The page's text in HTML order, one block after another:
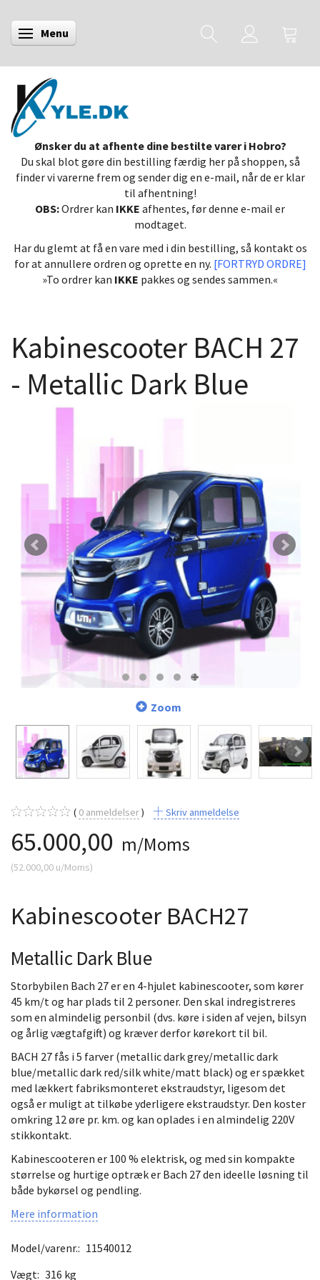
Skifte navigation
Menu
Ønsker du at afhente dine bestilte varer i Hobro?
Du skal blot gøre din bestilling færdig her på shoppen, så
finder vi varerne frem og sender dig en e-mail, når de er klar
til afhentning!
OBS:Ordrer kan IKKE afhentes, før denne e-mail er
modtaget.
Har du glemt at få en vare med i din bestilling, så kontakt os
for at annullere ordren og oprette en ny. [FORTRYD ORDRE]
»To ordrer kan IKKE pakkes og sendes sammen.«
Kabinescooter BACH 27
- Metallic Dark Blue
Zoom
0 anmeldelser Skriv anmeldelse
65.000,00 m/Moms
(52.000,00 u/Moms)
Kabinescooter BACH27
Metallic Dark Blue
Storbybilen Bach 27 er en 4-hjulet kabinescooter, som kører
45 km/t og har plads til 2 personer. Den skal indregistreres
som en almindelig personbil (dvs. køre i siden af vejen, bilsyn
og årlig vægtafgift) og kræver derfor kørekort til bil.
BACH 27 fås i 5 farver (metallic dark grey/metallic dark
blue/metallic dark red/silk white/matt black) og er spækket
med lækkert fabriksmonteret ekstraudstyr, ligesom det
også er muligt at tilkøbe yderligere ekstraudstyr. Den koster
omkring 12 øre pr. km. og kan oplades i en almindelig 220V
stikkontakt.
Kabinescooteren er 100 % elektrisk, og med sin kompakte
størrelse og hurtige optræk er Bach 27 den ideelle løsning til
både bykørsel og pendling.
Mere information
Model/varenr.: 11540012
Vægt: 316 kg